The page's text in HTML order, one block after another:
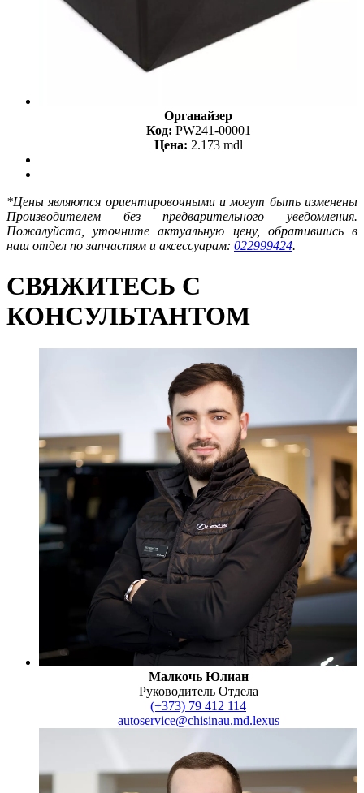
Органайзер
Код: PW241-00001
Цена: 2.173 mdl
*Цены являются ориентировочными и могут быть изменены
Производителем без предварительного уведомления.
Пожалуйста, уточните актуальную цену, обратившись в
наш отдел по запчастям и аксессуарам: 022999424.
СВЯЖИТЕСЬ С
КОНСУЛЬТАНТОМ
Малкочь Юлиан
Руководитель Отдела
(+373) 79 412 114
autoservice@chisinau.md.lexus